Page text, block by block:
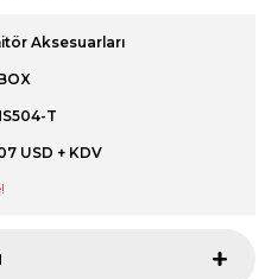
Aksesuarları
T
USD + KDV